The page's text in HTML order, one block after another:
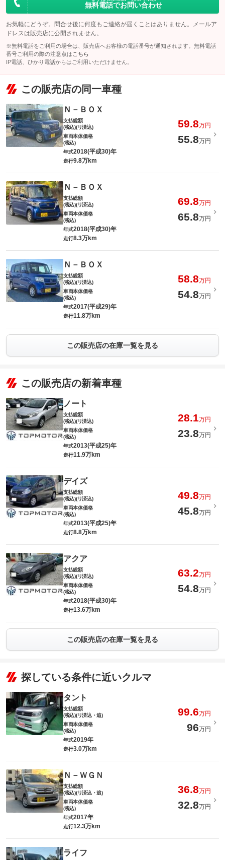
無料電話でお問い合わせ
お気軽にどうぞ。問合せ後に何度もご連絡が届くことはありません。メールア
ドレスは販売店に公開されません。
※無料電話をご利用の場合は、販売店へお客様の電話番号が通知されます。無料電話
番号ご利用の際の注意点は こちら
IP電話、ひかり電話からはご利用いただけません。
この販売店の同一車種
Ｎ－ＢＯＸ
支払総額
(税込)(リ済込)
59.8万円
車両本体価格
(税込)
55.8万円
年式2018(平成30)年
走行9.8万km
Ｎ－ＢＯＸ
支払総額
(税込)(リ済込)
69.8万円
車両本体価格
(税込)
65.8万円
年式2018(平成30)年
走行8.3万km
Ｎ－ＢＯＸ
支払総額
(税込)(リ済込)
58.8万円
車両本体価格
(税込)
54.8万円
年式2017(平成29)年
走行11.8万km
この販売店の在庫一覧を見る
この販売店の新着車種
ノート
支払総額
(税込)(リ済込)
28.1万円
車両本体価格
(税込)
23.8万円
年式2013(平成25)年
走行11.9万km
デイズ
支払総額
(税込)(リ済込)
49.8万円
車両本体価格
(税込)
45.8万円
年式2013(平成25)年
走行8.8万km
アクア
支払総額
(税込)(リ済込)
63.2万円
車両本体価格
(税込)
54.8万円
年式2018(平成30)年
走行13.6万km
この販売店の在庫一覧を見る
探している条件に近いクルマ
タント
支払総額
(税込)(リ済込・追)
99.6万円
車両本体価格
(税込)
96万円
年式2019年
走行3.0万km
Ｎ－ＷＧＮ
支払総額
(税込)(リ済込・追)
36.8万円
車両本体価格
(税込)
32.8万円
年式2017年
走行12.3万km
ライフ